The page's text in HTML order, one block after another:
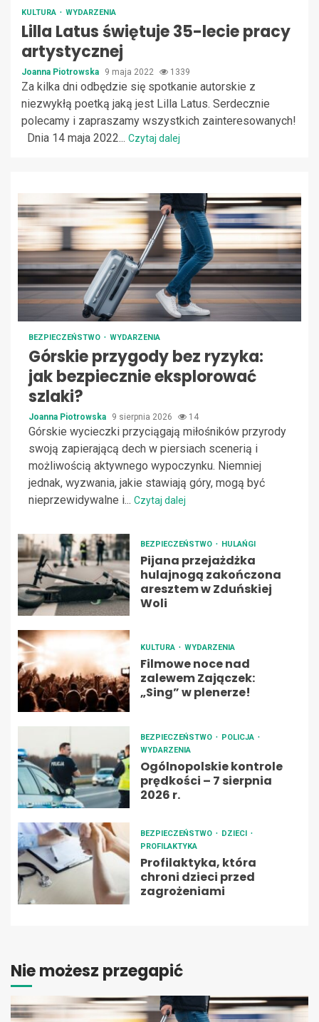
KULTURA WYDARZENIA
Lilla Latus świętuje 35-lecie pracy
artystycznej
Joanna Piotrowska 9 maja 2022 1339
Za kilka dni odbędzie się spotkanie autorskie z
niezwykłą poetką jaką jest Lilla Latus. Serdecznie
polecamy i zapraszamy wszystkich zainteresowanych!
Dnia 14 maja 2022... Czytaj dalej
BEZPIECZEŃSTWO WYDARZENIA
Górskie przygody bez ryzyka:
jak bezpiecznie eksplorować
szlaki?
Joanna Piotrowska 9 sierpnia 2026 14
Górskie wycieczki przyciągają miłośników przyrody
swoją zapierającą dech w piersiach scenerią i
możliwością aktywnego wypoczynku. Niemniej
jednak, wyzwania, jakie stawiają góry, mogą być
nieprzewidywalne i... Czytaj dalej
BEZPIECZEŃSTWO HULAŃGI
Pijana przejażdżka
hulajnogą zakończona
aresztem w Zduńskiej
Woli
KULTURA WYDARZENIA
Filmowe noce nad
zalewem Zajączek:
„Sing” w plenerze!
BEZPIECZEŃSTWO
POLICJA
WYDARZENIA
Ogólnopolskie kontrole
prędkości – 7 sierpnia
2026 r.
BEZPIECZEŃSTWO
DZIECI
PROFILAKTYKA
Profilaktyka, która
chroni dzieci przed
zagrożeniami
Nie możesz przegapić